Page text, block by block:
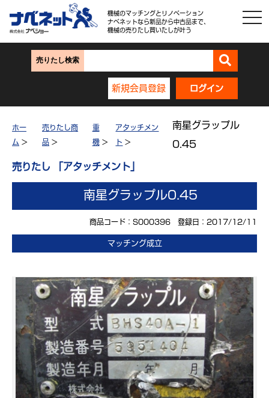
機械のマッチングとリノベーション
ナベネットなら新品から中古品まで、
機械の売りたし買いたしが叶う
売りたし検索
新規会員登録 ログイン
ホー
ム >
売りたし商
品 >
重
機>
アタッチメン
ト >
南星グラップル
0.45
売りたし 「アタッチメント」
南星グラップル0.45
商品コード：S000396 登録日：2017/12/11
マッチング成立